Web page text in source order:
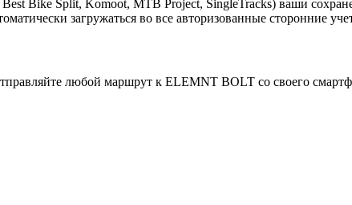
Bike Split, Komoot, MTB Project, SingleTracks) ваши
загружаться во все авторизованные сторонние
любой маршрут к ELEMNT BOLT со своего